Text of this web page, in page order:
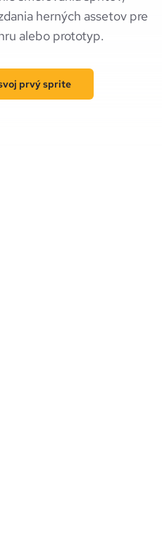
herných assetov pre
alebo prototyp.
prvý sprite